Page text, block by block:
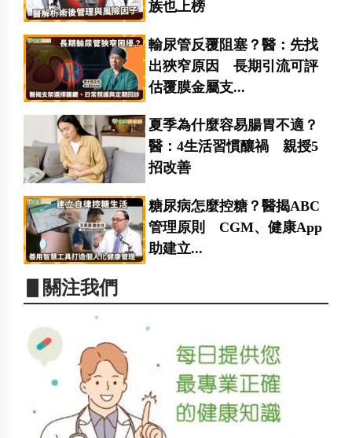
族也上榜
輸尿管反覆阻塞？醫：先找
出狹窄原因 長期引流可評
估覆膜金屬支...
夏季為什麼容易腸胃不適？
醫：4生活習慣釀禍 親授5
招改善
糖尿病怎麼控糖？醫揭ABC
管理原則 CGM、健康App
助建立...
▋關注我們